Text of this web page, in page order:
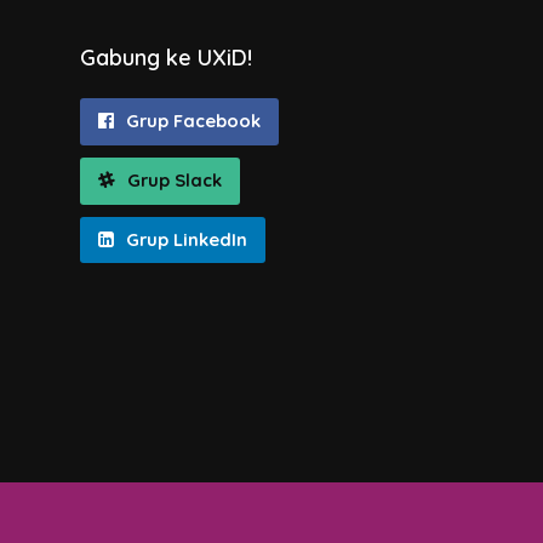
Gabung ke UXiD!
Grup Facebook
Grup Slack
Grup LinkedIn